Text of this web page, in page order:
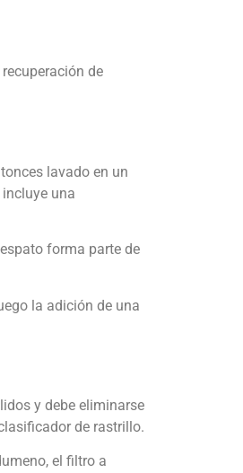
de
lavado en un
una
forma parte de
la adición de una
y debe eliminarse
de rastrillo.
el filtro a